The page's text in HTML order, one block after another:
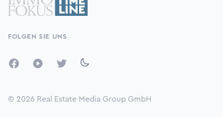
FOLGEN SIE UNS
FacebookYouTubeTwitter
© 2026 Real Estate Media Group GmbH